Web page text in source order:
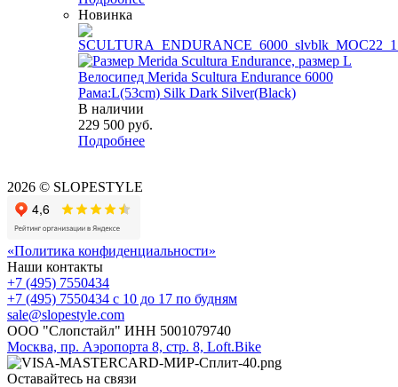
Новинка
Велосипед Merida Scultura Endurance 6000
Рама:L(53cm) Silk Dark Silver(Black)
В наличии
229 500 руб.
Подробнее
2026 © SLOPESTYLE
«Политика конфиденциальности»
Наши контакты
+7 (495) 7550434
+7 (495) 7550434 с 10 до 17 по будням
sale@slopestyle.com
ООО "Слопстайл" ИНН 5001079740
Москва, пр. Аэропорта 8, стр. 8, Loft.Bike
Оставайтесь на связи